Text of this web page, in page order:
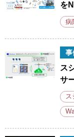
を
病
事
ス
サ
ス